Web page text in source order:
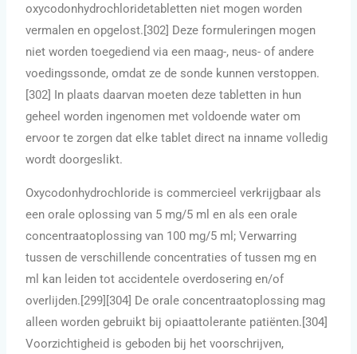
oxycodonhydrochloridetabletten niet mogen worden
vermalen en opgelost.[302] Deze formuleringen mogen
niet worden toegediend via een maag-, neus- of andere
voedingssonde, omdat ze de sonde kunnen verstoppen.
[302] In plaats daarvan moeten deze tabletten in hun
geheel worden ingenomen met voldoende water om
ervoor te zorgen dat elke tablet direct na inname volledig
wordt doorgeslikt.
Oxycodonhydrochloride is commercieel verkrijgbaar als
een orale oplossing van 5 mg/5 ml en als een orale
concentraatoplossing van 100 mg/5 ml; Verwarring
tussen de verschillende concentraties of tussen mg en
ml kan leiden tot accidentele overdosering en/of
overlijden.[299][304] De orale concentraatoplossing mag
alleen worden gebruikt bij opiaattolerante patiënten.[304]
Voorzichtigheid is geboden bij het voorschrijven,